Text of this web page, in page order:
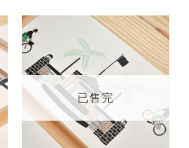
加入
「願
望輕
已售完